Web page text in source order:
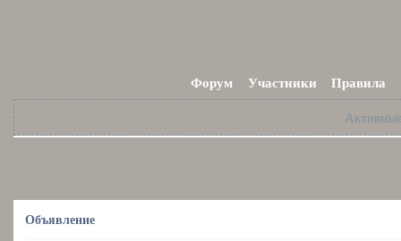
Форум Участники Правила
Объявление